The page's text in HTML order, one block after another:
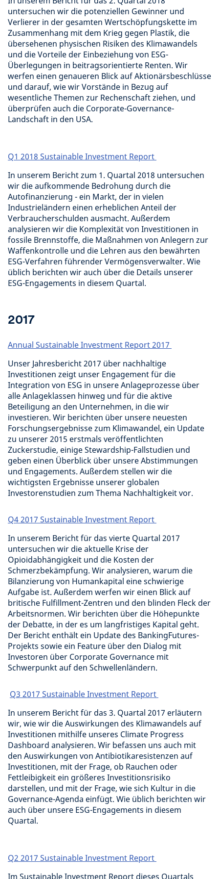
untersuchen wir die potenziellen Gewinner und
Verlierer in der gesamten Wertschöpfungskette im
Zusammenhang mit dem Krieg gegen Plastik, die
übersehenen physischen Risiken des Klimawandels
und die Vorteile der Einbeziehung von ESG-
Überlegungen in beitragsorientierte Renten. Wir
werfen einen genaueren Blick auf Aktionärsbeschlüsse
und darauf, wie wir Vorstände in Bezug auf
wesentliche Themen zur Rechenschaft ziehen, und
überprüfen auch die Corporate-Governance-
Landschaft in den USA.
Q1 2018 Sustainable Investment Report
In unserem Bericht zum 1. Quartal 2018 untersuchen
wir die aufkommende Bedrohung durch die
Autofinanzierung - ein Markt, der in vielen
Industrieländern einen erheblichen Anteil der
Verbraucherschulden ausmacht. Außerdem
analysieren wir die Komplexität von Investitionen in
fossile Brennstoffe, die Maßnahmen von Anlegern zur
Waffenkontrolle und die Lehren aus den bewährten
ESG-Verfahren führender Vermögensverwalter. Wie
üblich berichten wir auch über die Details unserer
ESG-Engagements in diesem Quartal.
2017
Annual Sustainable Investment Report 2017
Unser Jahresbericht 2017 über nachhaltige
Investitionen zeigt unser Engagement für die
Integration von ESG in unsere Anlageprozesse über
alle Anlageklassen hinweg und für die aktive
Beteiligung an den Unternehmen, in die wir
investieren. Wir berichten über unsere neuesten
Forschungsergebnisse zum Klimawandel, ein Update
zu unserer 2015 erstmals veröffentlichten
Zuckerstudie, einige Stewardship-Fallstudien und
geben einen Überblick über unsere Abstimmungen
und Engagements. Außerdem stellen wir die
wichtigsten Ergebnisse unserer globalen
Investorenstudien zum Thema Nachhaltigkeit vor.
Q4 2017 Sustainable Investment Report
In unserem Bericht für das vierte Quartal 2017
untersuchen wir die aktuelle Krise der
Opioidabhängigkeit und die Kosten der
Schmerzbekämpfung. Wir analysieren, warum die
Bilanzierung von Humankapital eine schwierige
Aufgabe ist. Außerdem werfen wir einen Blick auf
britische Fulfillment-Zentren und den blinden Fleck der
Arbeitsnormen. Wir berichten über die Höhepunkte
der Debatte, in der es um langfristiges Kapital geht.
Der Bericht enthält ein Update des BankingFutures-
Projekts sowie ein Feature über den Dialog mit
Investoren über Corporate Governance mit
Schwerpunkt auf den Schwellenländern.
Q3 2017 Sustainable Investment Report
In unserem Bericht für das 3. Quartal 2017 erläutern
wir, wie wir die Auswirkungen des Klimawandels auf
Investitionen mithilfe unseres Climate Progress
Dashboard analysieren. Wir befassen uns auch mit
den Auswirkungen von Antibiotikaresistenzen auf
Investitionen, mit der Frage, ob Rauchen oder
Fettleibigkeit ein größeres Investitionsrisiko
darstellen, und mit der Frage, wie sich Kultur in die
Governance-Agenda einfügt. Wie üblich berichten wir
auch über unsere ESG-Engagements in diesem
Quartal.
Q2 2017 Sustainable Investment Report
Im Sustainable Investment Report dieses Quartals